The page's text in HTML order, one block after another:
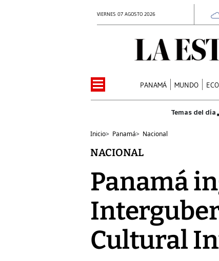
VIERNES 07 AGOSTO 2026
PANAMÁ MUNDO
Inicio> Panamá> Nacional
NACIONAL
Panamá
Cultural